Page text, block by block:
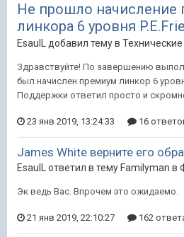
Не прошло начисление
линкора 6 уровня
EsaulL добавил тему в
Здравствуйте! По завершению
был начислен премиум линкор 6
Поддержки ответил просто и
23 янв 2019, 13:24:33 16
James White верните его
EsaulL ответил в тему Familyman в
Эк ведь Вас. Впрочем это ожидаемо.
21 янв 2019, 22:10:27 162